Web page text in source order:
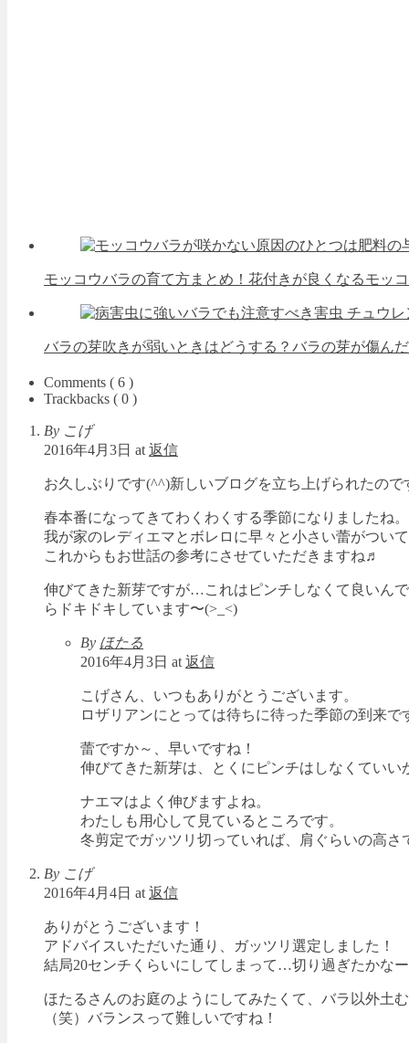
モッコウバラの育て方まとめ！花付きが良くなるモッ
バラの芽吹きが弱いときはどうする？バラの芽が傷ん
Comments ( 6 )
Trackbacks ( 0 )
By こげ
2016年4月3日 at 返信
お久しぶりです(^^)新しいブログを立ち上げられたので
春本番になってきてわくわくする季節になりましたね。
我が家のレディエマとボレロに早々と小さい蕾がつい
これからもお世話の参考にさせていただきますね♬
伸びてきた新芽ですが…これはピンチしなくて良いん
らドキドキしています〜(>_<)
By ほたる
2016年4月3日 at 返信
こげさん、いつもありがとうございます。
ロザリアンにとっては待ちに待った季節の到来で
蕾ですか～、早いですね！
伸びてきた新芽は、とくにピンチはしなくていい
ナエマはよく伸びますよね。
わたしも用心して見ているところです。
冬剪定でガッツリ切っていれば、肩ぐらいの高
By こげ
2016年4月4日 at 返信
ありがとうございます！
アドバイスいただいた通り、ガッツリ選定しました！
結局20センチくらいにしてしまって…切り過ぎたかな
ほたるさんのお庭のようにしてみたくて、バラ以外土
（笑）バランスって難しいですね！